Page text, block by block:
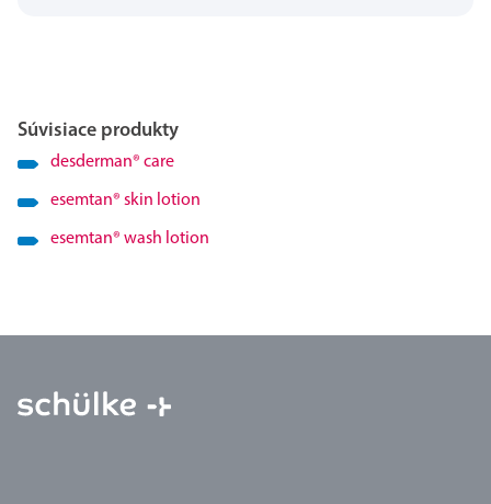
Súvisiace produkty
desderman® care
esemtan® skin lotion
esemtan® wash lotion